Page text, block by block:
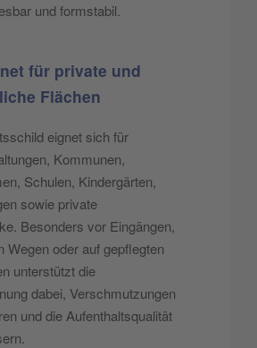
und formstabil.
für private und
Flächen
eignet sich für
Kommunen,
Schulen, Kindergärten,
sowie private
Besonders vor Eingängen,
Wegen oder auf gepflegten
unterstützt die
dabei, Verschmutzungen
und die Aufenthaltsqualität